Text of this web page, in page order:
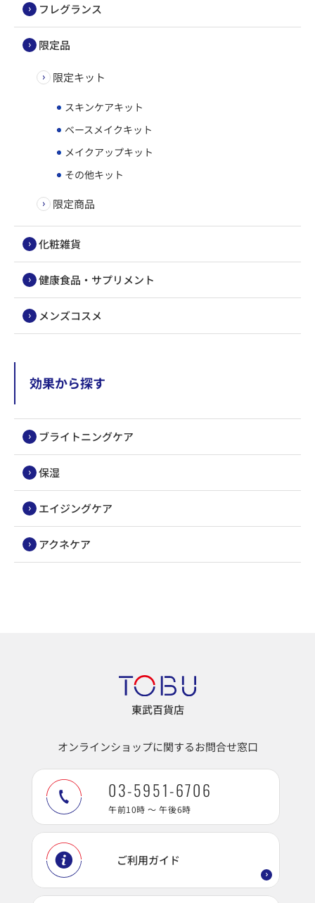
フレグランス
限定品
限定キット
スキンケアキット
ベースメイクキット
メイクアップキット
その他キット
限定商品
化粧雑貨
健康食品・サプリメント
メンズコスメ
効果から探す
ブライトニングケア
保湿
エイジングケア
アクネケア
東武百貨店
オンラインショップに関するお問合せ窓口
03-5951-6706
午前10時 ～ 午後6時
ご利用ガイド